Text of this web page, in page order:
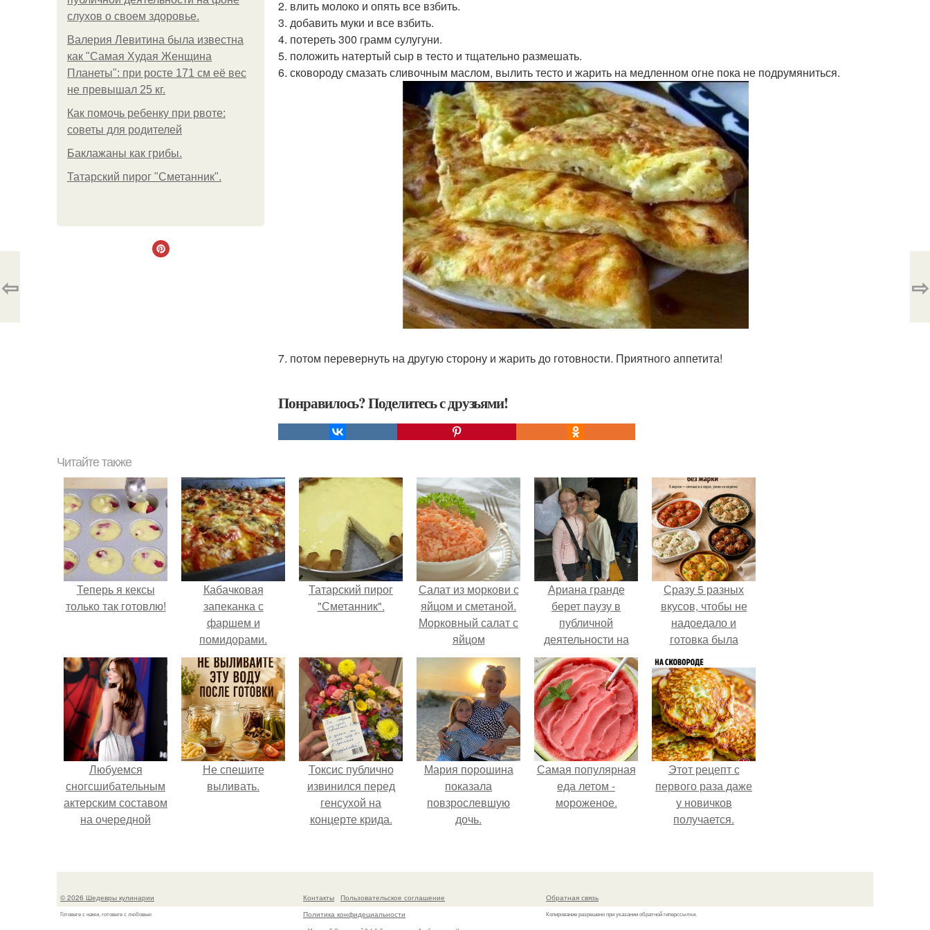
слухов о своем здоровье.
Валерия Левитина была известна
как "Самая Худая Женщина
Планеты": при росте 171 см её вес
не превышал 25 кг.
Как помочь ребенку при рвоте:
советы для родителей
Баклажаны как грибы.
Татарский пирог "Сметанник".
2. влить молоко и опять все взбить.
3. добавить муки и все взбить.
4. потереть 300 грамм сулугуни.
5. положить натертый сыр в тесто и тщательно размешать.
6. сковороду смазать сливочным маслом, вылить тесто и жарить на медленном огне пока не подрумяниться.
7. потом перевернуть на другую сторону и жарить до готовности. Приятного аппетита!
Понравилось? Поделитесь с друзьями!
⇦ ⇨
Читайте также
Теперь я кексы
только так готовлю!
Кабачковая
запеканка с
фаршем и
помидорами.
Татарский пирог
"Сметанник".
Салат из моркови с
яйцом и сметаной.
Морковный салат с
яйцом
Ариана гранде
берет паузу в
публичной
деятельности на
фоне слухов о
своем здоровье.
Сразу 5 разных
вкусов, чтобы не
надоедало и
готовка была
проще.
Любуемся
сногсшибательным
актерским составом
на очередной
Не спешите
выливать.
Токсис публично
извинился перед
генсухой на
концерте крида.
Мария порошина
показала
повзрослевшую
дочь.
Самая популярная
еда летом -
мороженое.
Этот рецепт с
первого раза даже
у новичков
получается.
© 2026 Шедевры кулинарии
Готовьте с нами, готовьте с любовью
Контакты
Пользовательское соглашение
Политика конфидециальности
Обратная связь
Копирование разрешено при указании обратной гиперссылки.